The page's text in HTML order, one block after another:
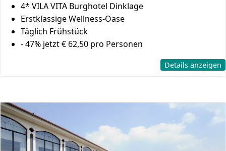
4* VILA VITA Burghotel Dinklage
Erstklassige Wellness-Oase
Täglich Frühstück
- 47% jetzt € 62,50 pro Personen
Details anzeigen